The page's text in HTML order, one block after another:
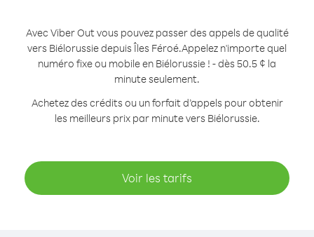
Avec Viber Out vous pouvez passer des appels de qualité
vers Biélorussie depuis Îles Féroé.Appelez n'importe quel
numéro fixe ou mobile en Biélorussie ! - dès 50.5 ¢ la
minute seulement.
Achetez des crédits ou un forfait d’appels pour obtenir
les meilleurs prix par minute vers Biélorussie.
Voir les tarifs